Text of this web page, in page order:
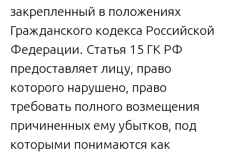
закрепленный в положениях
Гражданского кодекса Российской
Федерации. Статья 15 ГК РФ
предоставляет лицу, право
которого нарушено, право
требовать полного возмещения
причиненных ему убытков, под
которыми понимаются как